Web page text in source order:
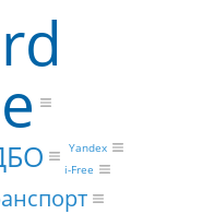
i-Free
Yandex